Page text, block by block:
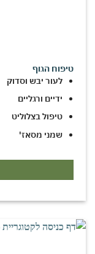
טיפוח הגוף
לעור יבש וסדוק
ידיים ורגליים
טיפול בצלוליט
שמני מסאז'